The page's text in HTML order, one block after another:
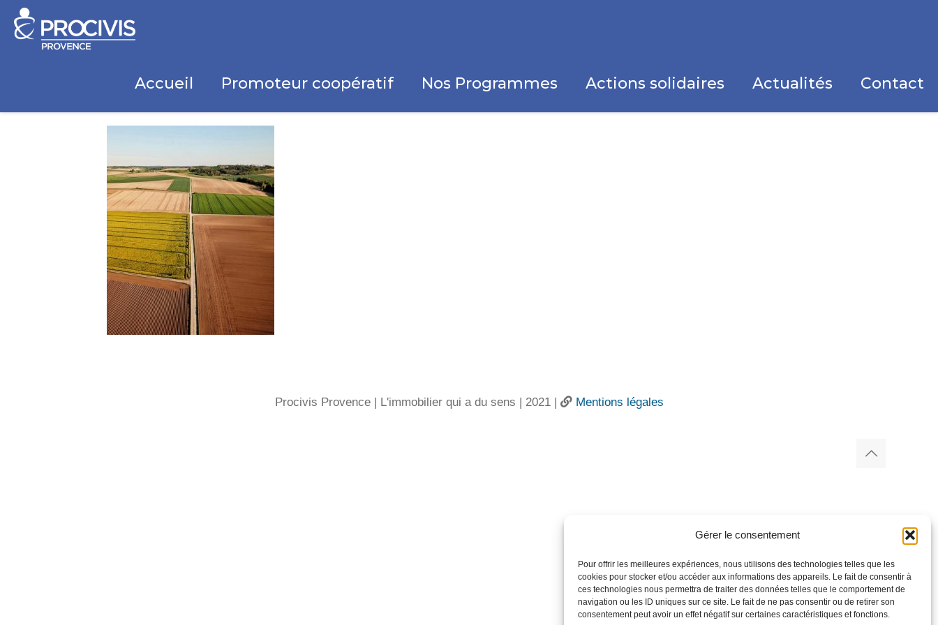
Gérer le consentement
Pour offrir les meilleures expériences, nous utilisons des technologies telles que les
cookies pour stocker et/ou accéder aux informations des appareils. Le fait de consentir à
ces technologies nous permettra de traiter des données telles que le comportement de
navigation ou les ID uniques sur ce site. Le fait de ne pas consentir ou de retirer son
consentement peut avoir un effet négatif sur certaines caractéristiques et fonctions.
Accueil Promoteur coopératif Nos Programmes Actions solidaires Actualités Contact
Procivis Provence | L'immobilier qui a du sens | 2021 | Mentions légales